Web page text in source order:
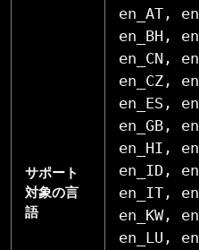
サポート
対象の言
語
en_AT,
en_BH,
en_CN,
en_CZ,
en_ES,
en_GB,
en_HI,
en_ID,
en_IT,
en_KW,
en_LU,